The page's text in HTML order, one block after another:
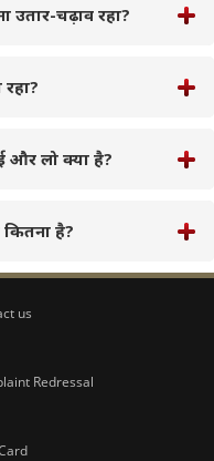
चढ़ाव रहा?
और लो क्या है?
है?
us
Redressal